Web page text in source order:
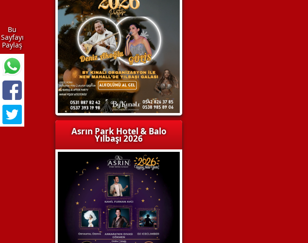
Asrın Park Hotel & Balo
Yılbaşı 2026
Bu
Sayfayı
Paylaş